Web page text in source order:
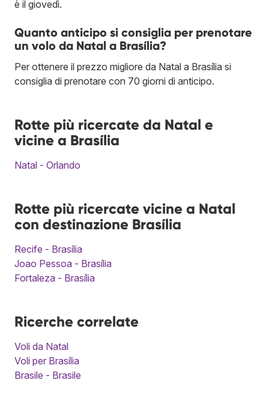
è il giovedì.
Quanto anticipo si consiglia per prenotare
un volo da Natal a Brasília?
Per ottenere il prezzo migliore da Natal a Brasília si
consiglia di prenotare con 70 giorni di anticipo.
Rotte più ricercate da Natal e
vicine a Brasília
Natal - Orlando
Rotte più ricercate vicine a Natal
con destinazione Brasília
Recife - Brasília
Joao Pessoa - Brasília
Fortaleza - Brasília
Ricerche correlate
Voli da Natal
Voli per Brasília
Brasile - Brasile